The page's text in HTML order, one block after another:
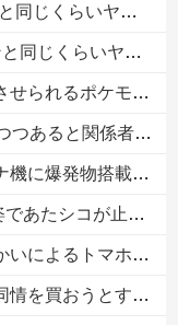
では平気で処方されてる」
では平気で処方されてる」
ポケモンが可哀想
いくせに高給だけ毟り取った結果……
最悪の事態回避「高性能C4搭載していた」他
シコが止まらない
撃！」→「着々と進む最新鋭の防衛装備‥」
とするのを止めろ」